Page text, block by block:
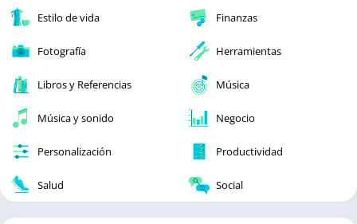
Estilo de vida Finanzas
Fotografía Herramientas
Libros y Referencias Música
Música y sonido Negocio
Personalización Productividad
Salud Social